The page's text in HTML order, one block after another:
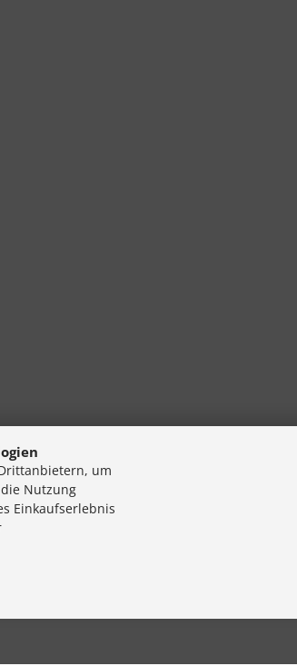
um
Nutzung
Einkaufserlebnis